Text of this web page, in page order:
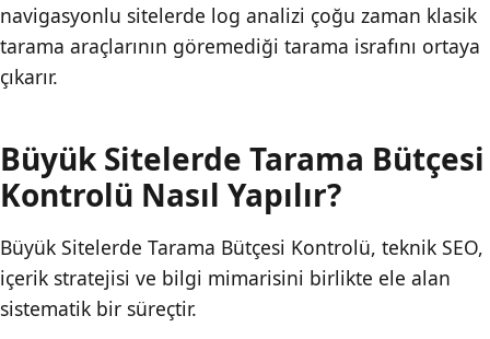
navigasyonlu sitelerde log analizi çoğu zaman klasik
tarama araçlarının göremediği tarama israfını ortaya
çıkarır.
Büyük Sitelerde Tarama Bütçesi
Kontrolü Nasıl Yapılır?
Büyük Sitelerde Tarama Bütçesi Kontrolü, teknik SEO,
içerik stratejisi ve bilgi mimarisini birlikte ele alan
sistematik bir süreçtir.